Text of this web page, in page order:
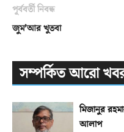
পূর্ববর্তী নিবন্ধ
জুম’আর খুতবা
সম্পর্কিত আরো
মিজানুর
আলাপ